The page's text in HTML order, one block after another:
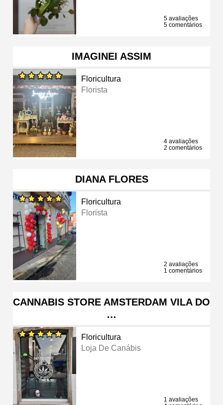
5 avaliações
5 comentários
IMAGINEI ASSIM
Floricultura
Florista
4 avaliações
2 comentários
DIANA FLORES
Floricultura
Florista
2 avaliações
1 comentários
CANNABIS STORE AMSTERDAM VILA DO
…
Floricultura
Loja De Canábis
1 avaliações